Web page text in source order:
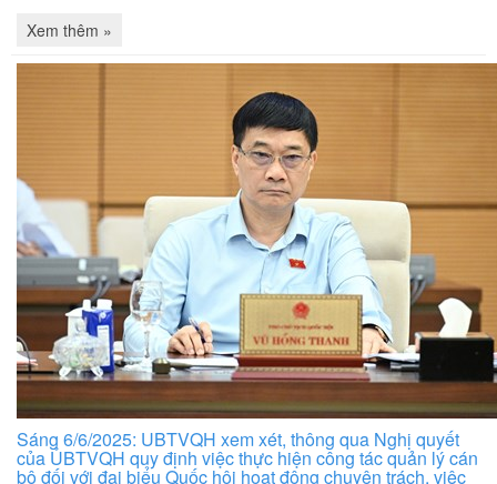
Xem thêm »
Sáng 6/6/2025: UBTVQH xem xét, thông qua Nghị quyết
của ỦBTVQH quy định việc thực hiện công tác quản lý cán
bộ đối với đại biểu Quốc hội hoạt động chuyên trách, việc